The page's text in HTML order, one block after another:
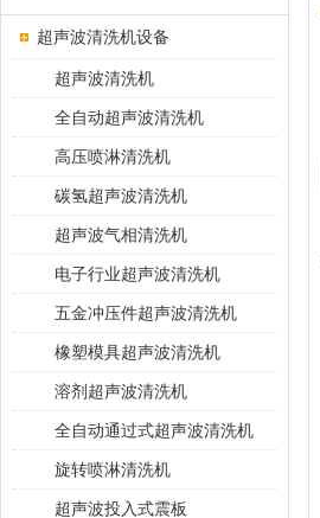
超声波清洗机设备
超声波清洗机
全自动超声波清洗机
高压喷淋清洗机
碳氢超声波清洗机
超声波气相清洗机
电子行业超声波清洗机
五金冲压件超声波清洗机
橡塑模具超声波清洗机
溶剂超声波清洗机
全自动通过式超声波清洗机
旋转喷淋清洗机
超声波投入式震板